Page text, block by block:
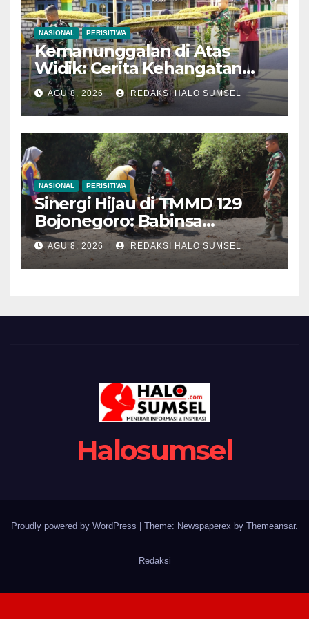
NASIONAL PERISITIWA
Kemanunggalan di Atas
Widik: Cerita Kehangatan
Satgas TMMD 129
Bojonegoro Bantu Olah
Tembakau Petani Kesongo
AGU 8, 2026 REDAKSI HALO SUMSEL
NASIONAL PERISITIWA
Sinergi Hijau di TMMD 129
Bojonegoro: Babinsa
Kesongo dan DLH
‘Keroyokan’ Buat Lubang
Tanam Pohon untuk Jaga
AGU 8, 2026 REDAKSI HALO SUMSEL
Halosumsel
Proudly powered by WordPress | Theme: Newspaperex by Themeansar.
Redaksi